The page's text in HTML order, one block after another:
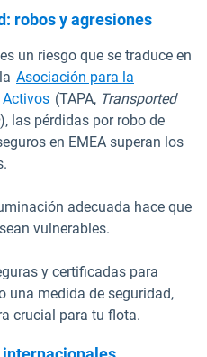
robos y agresiones
un riesgo que se traduce en
Asociación para la
ActivosAbrir en una nueva
(TAPA, Transported
), las pérdidas por robo de
en EMEA superan los
adecuada hace que
vulnerables.
y certificadas para
una medida de seguridad,
crucial para tu flota.